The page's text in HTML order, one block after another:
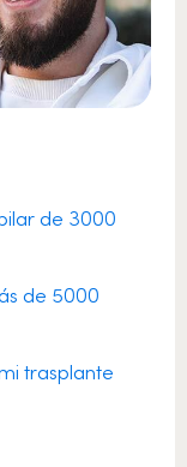
de 3000
de 5000
trasplante